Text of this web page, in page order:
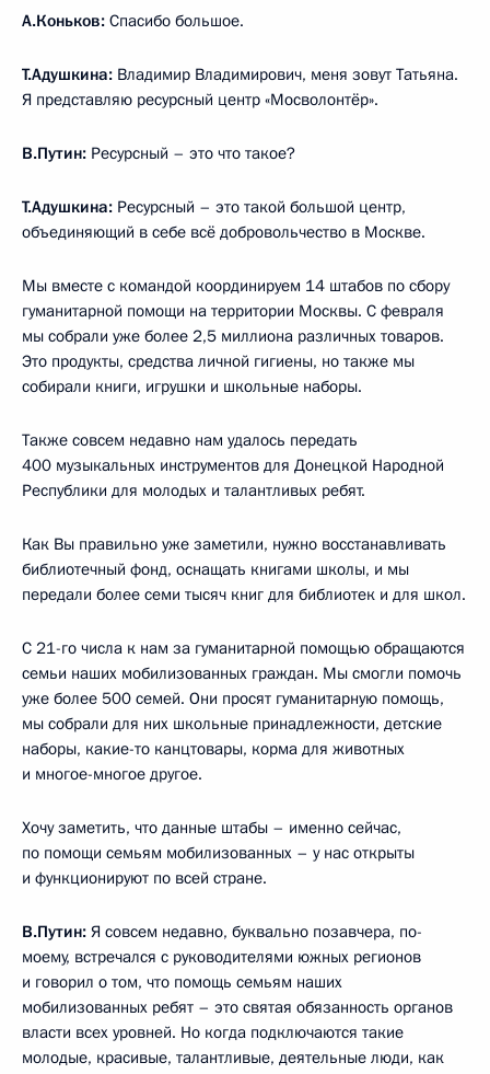
А.Коньков: Спасибо большое.
Т.Адушкина: Владимир Владимирович, меня зовут Татьяна.
Я представляю ресурсный центр «Мосволонтёр».
В.Путин: Ресурсный – это что такое?
Т.Адушкина: Ресурсный – это такой большой центр,
объединяющий в себе всё добровольчество в Москве.
Мы вместе с командой координируем 14 штабов по сбору
гуманитарной помощи на территории Москвы. С февраля
мы собрали уже более 2,5 миллиона различных товаров.
Это продукты, средства личной гигиены, но также мы
собирали книги, игрушки и школьные наборы.
Также совсем недавно нам удалось передать
400 музыкальных инструментов для Донецкой Народной
Республики для молодых и талантливых ребят.
Как Вы правильно уже заметили, нужно восстанавливать
библиотечный фонд, оснащать книгами школы, и мы
передали более семи тысяч книг для библиотек и для школ.
С 21-го числа к нам за гуманитарной помощью обращаются
семьи наших мобилизованных граждан. Мы смогли помочь
уже более 500 семей. Они просят гуманитарную помощь,
мы собрали для них школьные принадлежности, детские
наборы, какие-то канцтовары, корма для животных
и многое-многое другое.
Хочу заметить, что данные штабы – именно сейчас,
по помощи семьям мобилизованных – у нас открыты
и функционируют по всей стране.
В.Путин: Я совсем недавно, буквально позавчера, по-
моему, встречался с руководителями южных регионов
и говорил о том, что помощь семьям наших
мобилизованных ребят – это святая обязанность органов
власти всех уровней. Но когда подключаются такие
молодые, красивые, талантливые, деятельные люди, как